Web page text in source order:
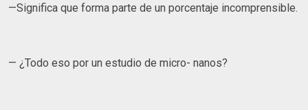
—Significa que forma parte de un porcentaje incomprensible.
— ¿Todo eso por un estudio de micro- nanos?